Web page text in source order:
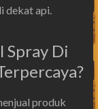
dekat api.
Spray Di
produk